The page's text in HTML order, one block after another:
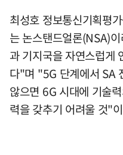
최성호 정보통신기획평
는 논스탠드얼론(NSA)
과 기지국을 자연스럽게
다"며 "5G 단계에서 SA
않으면 6G 시대에 기술
력을 갖추기 어려울 것"